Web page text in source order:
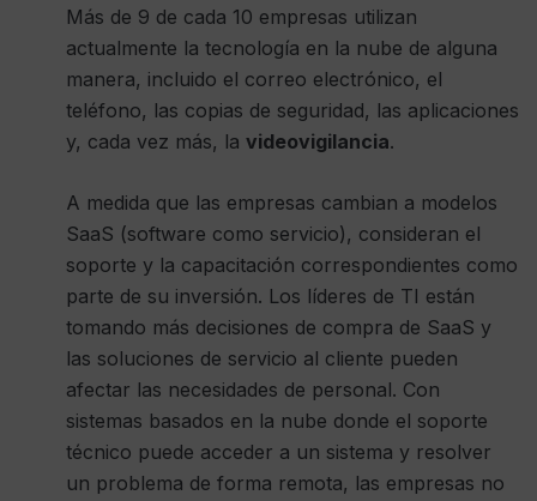
Más de 9 de cada 10 empresas utilizan
actualmente la tecnología en la nube de alguna
manera, incluido el correo electrónico, el
teléfono, las copias de seguridad, las aplicaciones
y, cada vez más, la videovigilancia.
A medida que las empresas cambian a modelos
SaaS (software como servicio), consideran el
soporte y la capacitación correspondientes como
parte de su inversión. Los líderes de TI están
tomando más decisiones de compra de SaaS y
las soluciones de servicio al cliente pueden
afectar las necesidades de personal. Con
sistemas basados ​​en la nube donde el soporte
técnico puede acceder a un sistema y resolver
un problema de forma remota, las empresas no